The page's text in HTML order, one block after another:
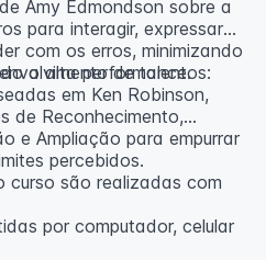
Amy Edmondson sobre a
para interagir, expressar
com os erros, minimizando
a alta performance.
de talentos:
em Ken Robinson,
de Reconhecimento,
e Ampliação para empurrar
percebidos.
curso são realizadas com
por computador, celular